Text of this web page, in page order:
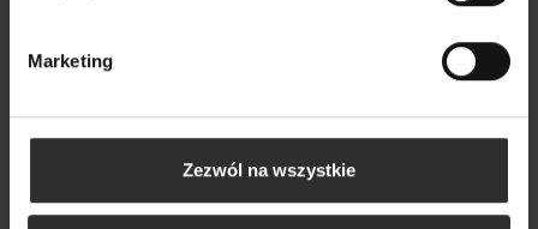
Marketing
Zezwól na wszystkie